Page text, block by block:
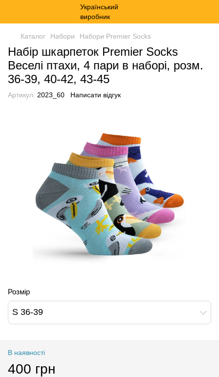
Каталог Набори Набори Premier Socks
Набір шкарпеток Premier Socks
Веселі птахи, 4 пари в наборі, розм.
36-39, 40-42, 43-45
Артикул: 2023_60 Написати відгук
Розмір
S 36-39
В наявності
400 грн